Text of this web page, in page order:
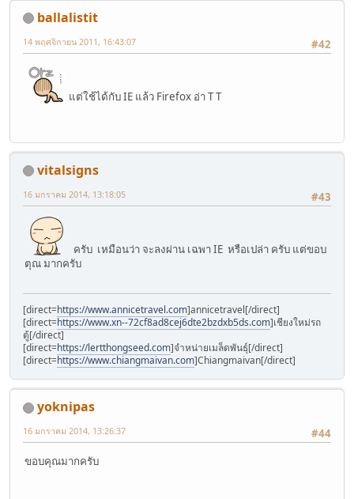
ballalistit
#42
14 พฤศจิกายน 2011, 16:43:07
แต่ใช้ได้กับ IE แล้ว Firefox อ่า T T
vitalsigns
#43
16 มกราคม 2014, 13:18:05
ครับ เหมือนว่า จะลงผ่าน เฉพา IE หรือเปล่า ครับ แต่ขอบ
ตุณ มากครับ
[direct=https://www.annicetravel.com]annicetravel[/direct]
[direct=https://www.xn--72cf8ad8cej6dte2bzdxb5ds.com]เชียงใหม่รถ
ตู้[/direct]
[direct=https://lertthongseed.com]จำหน่ายเมล็ดพันธุ์[/direct]
[direct=https://www.chiangmaivan.com]Chiangmaivan[/direct]
yoknipas
#44
16 มกราคม 2014, 13:26:37
ขอบคุณมากครับ